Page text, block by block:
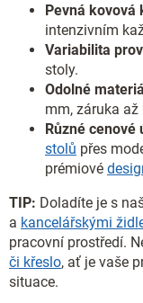
Pevná kovová
intenzivním
Variabilita
stoly.
Odolné
mm, záruka až
Různé cenové
stolů přes
prémiové
TIP: Doladíte je s
a kancelářskými
pracovní prostředí.
či křeslo, ať je vaše
situace.